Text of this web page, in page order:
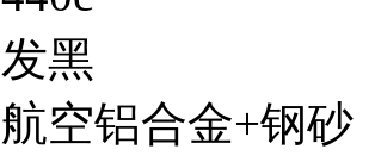
黑
空铝合金+钢砂